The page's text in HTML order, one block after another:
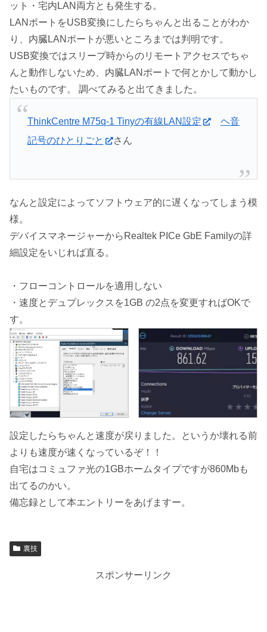
ット・宅内LAN両方とも発生する。
LANポートをUSB変換にしたらちゃんと出ることがわか
り、内臓LANポートが悪いところまでは判明です。
USB変換ではスリープ時からのリモートアクセスでちゃ
んと動作しないため、内臓LANポートで何とかして動かし
たいものです。 調べてみると出てきました。
ThinkCentre M75q-1 Tinyの有線LAN設定
ヘ音
記号のひとりごと
さん
なんと設定によってソフトウェア的に遅くなってしまう模
様。
デバイスマネージャーからRealtek PICe GbE Familyの詳
細設定をいじれば直る。
・フローコントロールを適用しない
・速度とデュプレックスを1GB の2点を変更すればOKで
す。
設定したらちゃんと速度が戻りました。というか壊れる前
よりも速度が速くなっているぞ！！
自宅はコミュファ光の1GBホームタイプですが860Mbも
出てるのかい。
備忘録として本エントリーをあげますー。
裏技
スポンサーリンク